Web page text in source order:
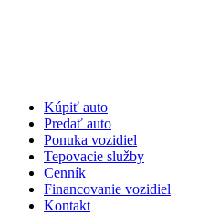
Kúpiť auto
Predať auto
Ponuka vozidiel
Tepovacie služby
Cenník
Financovanie vozidiel
Kontakt